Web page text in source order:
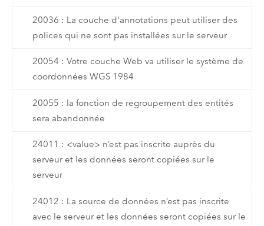
20036 : La couche d'annotations peut utiliser des
polices qui ne sont pas installées sur le serveur
20054 : Votre couche Web va utiliser le système de
coordonnées WGS 1984
20055 : la fonction de regroupement des entités
sera abandonnée
24011 : <value> n’est pas inscrite auprès du
serveur et les données seront copiées sur le
serveur
24012 : La source de données n’est pas inscrite
avec le serveur et les données seront copiées sur le